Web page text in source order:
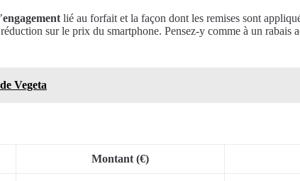
engagement lié au forfait et la façon dont les remises sont
sur le prix du smartphone. Pensez-y comme à un rabais
Vegeta
Montant (€)